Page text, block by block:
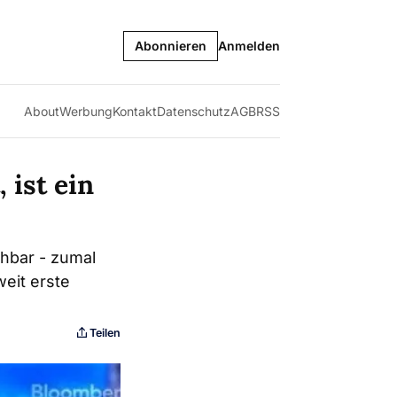
Abonnieren Anmelden
AboutWerbungKontaktDatenschutzAGBRSS
ist ein
- zumal
erste
Teilen